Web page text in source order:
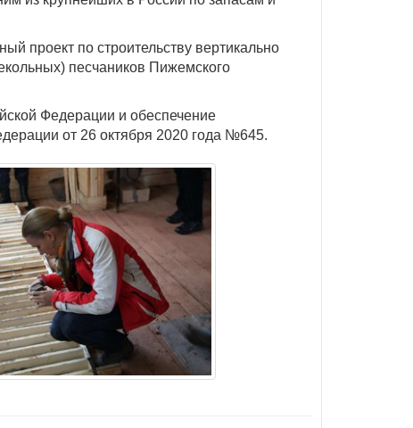
по строительству вертикально
песчаников Пижемского
Федерации и обеспечение
от 26 октября 2020 года №645.